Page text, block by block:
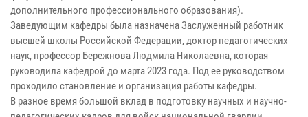
дополнительного профессионального образования).
Заведующим кафедры была назначена Заслуженный работник
высшей школы Российской Федерации, доктор педагогических
наук, профессор Бережнова Людмила Николаевна, которая
руководила кафедрой до марта 2023 года. Под ее руководством
проходило становление и организация работы кафедры.
В разное время большой вклад в подготовку научных и научно-